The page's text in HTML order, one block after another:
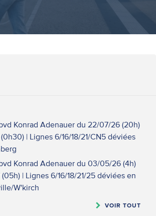
Konrad Adenauer du 22/07/26 (20h)
| Lignes 6/16/18/21/CN5 déviées
Konrad Adenauer du 03/05/26 (4h)
| Lignes 6/16/18/21/25 déviées en
W'kirch
VOIR TOUT